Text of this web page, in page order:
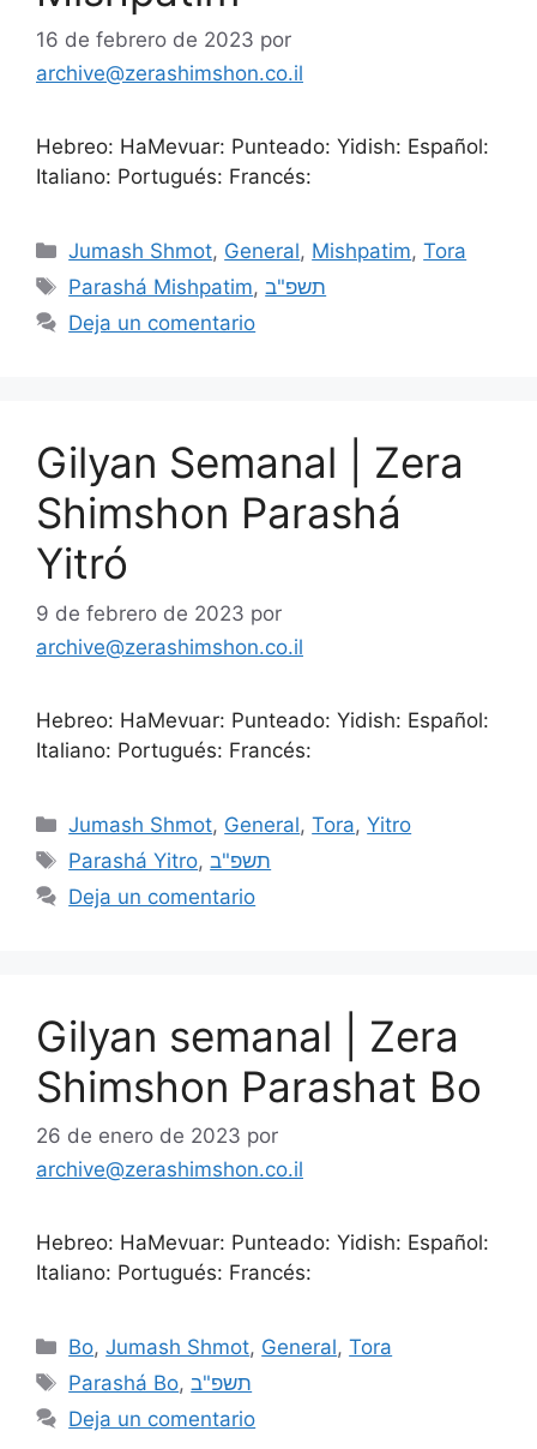
16 de febrero de 2023 por
archive@zerashimshon.co.il
Hebreo: HaMevuar: Punteado: Yidish: Español:
Italiano: Portugués: Francés:
Jumash Shmot, General, Mishpatim,Tora
Parashá Mishpatim,תשפ"ב
Deja un comentario
Gilyan Semanal | Zera
Shimshon Parashá
Yitró
9 de febrero de 2023 por
archive@zerashimshon.co.il
Hebreo: HaMevuar: Punteado: Yidish: Español:
Italiano: Portugués: Francés:
Jumash Shmot, General,Tora,Yitro
Parashá Yitro,תשפ"ב
Deja un comentario
Gilyan semanal | Zera
Shimshon Parashat Bo
26 de enero de 2023 por
archive@zerashimshon.co.il
Hebreo: HaMevuar: Punteado: Yidish: Español:
Italiano: Portugués: Francés:
Bo,Jumash Shmot, General,Tora
Parashá Bo,תשפ"ב
Deja un comentario